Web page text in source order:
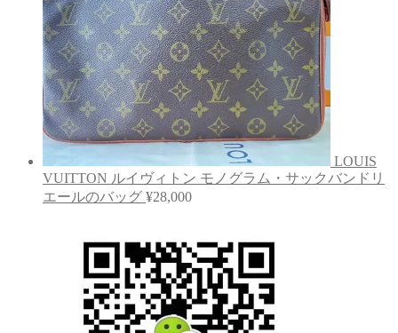
LOUIS
VUITTON ルイヴィトン モノグラム・サックバンドリ
エールのバッグ ¥28,000